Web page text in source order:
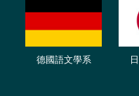
德國語文學系